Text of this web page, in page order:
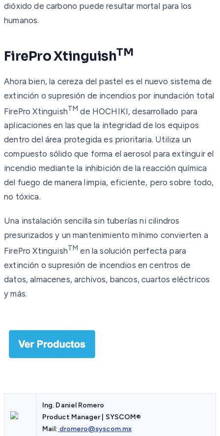
dióxido de carbono puede resultar mortal para los
humanos.
FirePro XtinguishTM
Ahora bien, la cereza del pastel es el nuevo sistema de
extinción o supresión de incendios por inundación total
FirePro XtinguishTM de HOCHIKI, desarrollado para
aplicaciones en las que la integridad de los equipos
dentro del área protegida es prioritaria. Utiliza un
compuesto sólido que forma el aerosol para extinguir el
incendio mediante la inhibición de la reacción química
del fuego de manera limpia, eficiente, pero sobre todo,
no tóxica.
Una instalación sencilla sin tuberías ni cilindros
presurizados y un mantenimiento mínimo convierten a
FirePro XtinguishTM en la solución perfecta para
extinción o supresión de incendios en centros de
datos, almacenes, archivos, bancos, cuartos eléctricos
y más.
Ing. Daniel Romero
Product Manager | SYSCOM®
Mail: dromero@syscom.mx